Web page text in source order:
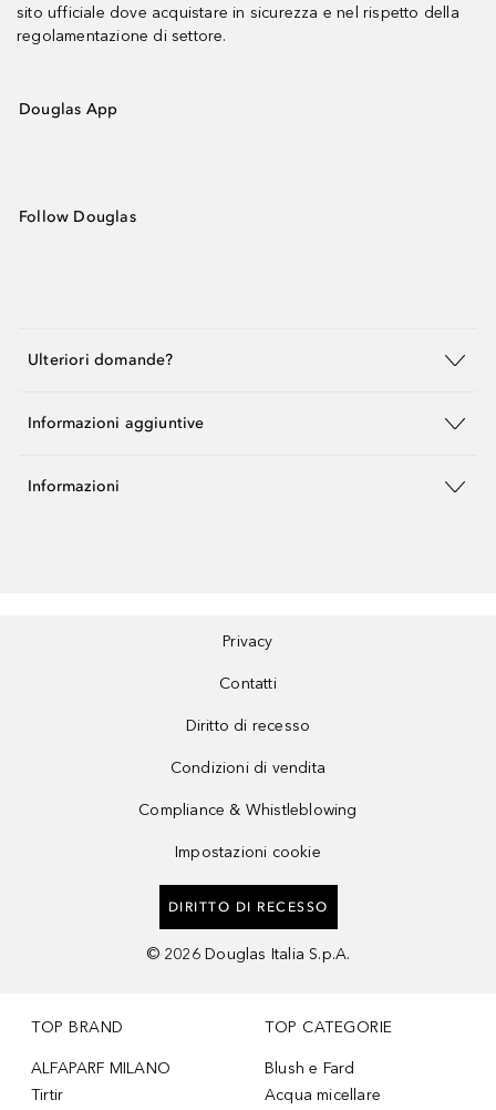
sito ufficiale dove acquistare in sicurezza e nel rispetto della
regolamentazione di settore.
Douglas App
Follow Douglas
Ulteriori domande?
Informazioni aggiuntive
Informazioni
Privacy
Contatti
Diritto di recesso
Condizioni di vendita
Compliance & Whistleblowing
Impostazioni cookie
DIRITTO DI RECESSO
© 2026 Douglas Italia S.p.A.
TOP BRAND
ALFAPARF MILANO
Tirtir
TOP CATEGORIE
Blush e Fard
Acqua micellare